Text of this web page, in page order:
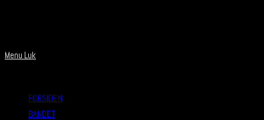
Menu Luk
FORSIDEN
BANDET